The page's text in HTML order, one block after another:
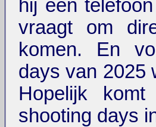
hij een
vraagt om
komen. En
days van 2025
Hopelijk
shooting days